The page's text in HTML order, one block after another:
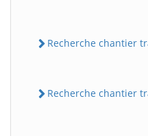
Recherche chantier
Recherche chantier